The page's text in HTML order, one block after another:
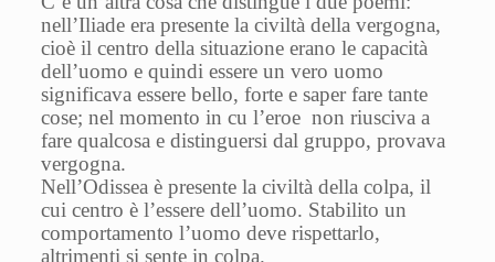
nell’Iliade era presente la civiltà della vergogna,
cioè il centro della situazione erano le capacità
dell’uomo e quindi essere un vero uomo
significava essere bello, forte e saper fare tante
cose; nel momento in cu l’eroe non riusciva a
fare qualcosa e distinguersi dal gruppo, provava
vergogna.
Nell’Odissea è presente la civiltà della colpa, il
cui centro è l’essere dell’uomo. Stabilito un
comportamento l’uomo deve rispettarlo,
altrimenti si sente in colpa.